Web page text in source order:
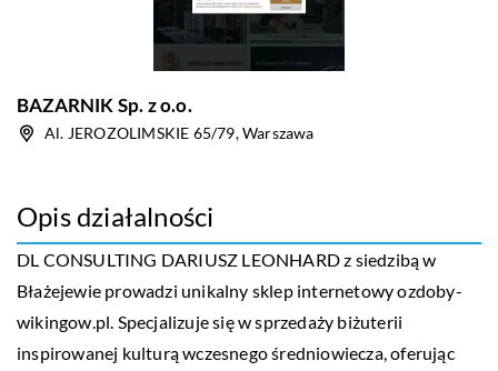
BAZARNIK Sp. z o.o.
Al. JEROZOLIMSKIE 65/79, Warszawa
Opis działalności
DL CONSULTING DARIUSZ LEONHARD z siedzibą w
Błażejewie prowadzi unikalny sklep internetowyozdoby-
wikingow.pl. Specjalizuje się w sprzedaży biżuterii
inspirowanej kulturą wczesnego średniowiecza, oferując